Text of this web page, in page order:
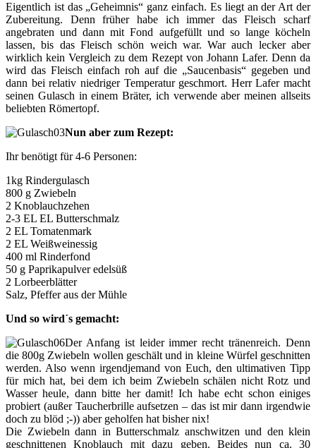
Eigentlich ist das „Geheimnis“ ganz einfach. Es liegt an der Art der
Zubereitung. Denn früher habe ich immer das Fleisch scharf
angebraten und dann mit Fond aufgefüllt und so lange köcheln
lassen, bis das Fleisch schön weich war. War auch lecker aber
wirklich kein Vergleich zu dem Rezept von Johann Lafer. Denn da
wird das Fleisch einfach roh auf die „Saucenbasis“ gegeben und
dann bei relativ niedriger Temperatur geschmort. Herr Lafer macht
seinen Gulasch in einem Bräter, ich verwende aber meinen allseits
beliebten Römertopf.
Nun aber zum Rezept:
Ihr benötigt für 4-6 Personen:
1kg Rindergulasch
800 g Zwiebeln
2 Knoblauchzehen
2-3 EL EL Butterschmalz
2 EL Tomatenmark
2 EL Weißweinessig
400 ml Rinderfond
50 g Paprikapulver edelsüß
2 Lorbeerblätter
Salz, Pfeffer aus der Mühle
Und so wird´s gemacht:
Der Anfang ist leider immer recht tränenreich. Denn
die 800g Zwiebeln wollen geschält und in kleine Würfel geschnitten
werden. Also wenn irgendjemand von Euch, den ultimativen Tipp
für mich hat, bei dem ich beim Zwiebeln schälen nicht Rotz und
Wasser heule, dann bitte her damit! Ich habe echt schon einiges
probiert (außer Taucherbrille aufsetzen – das ist mir dann irgendwie
doch zu blöd ;-)) aber geholfen hat bisher nix!
Die Zwiebeln dann in Butterschmalz anschwitzen und den klein
geschnittenen Knoblauch mit dazu geben. Beides nun ca. 30